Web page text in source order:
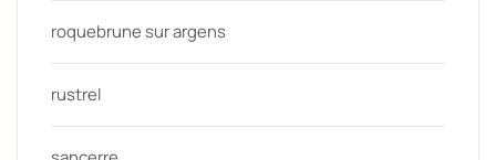
roquebrune sur argens
rustrel